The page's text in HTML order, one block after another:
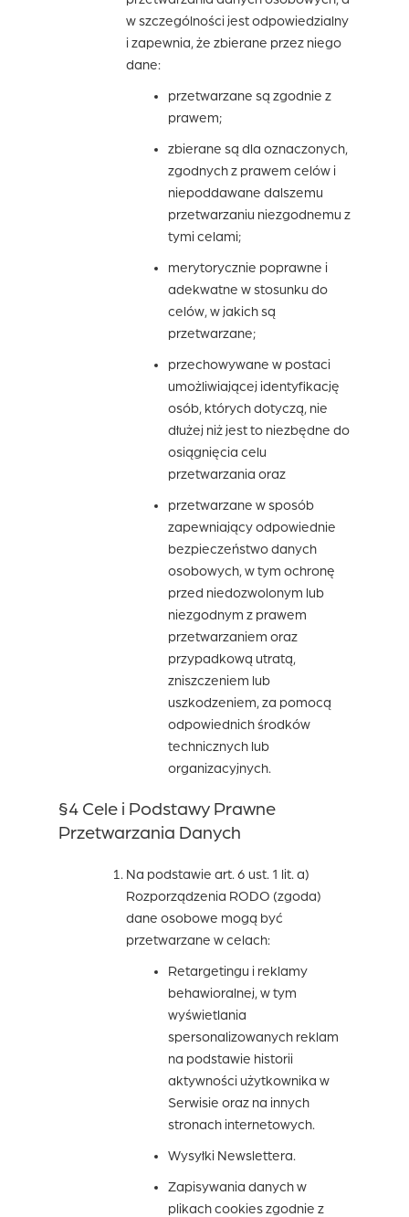
w szczególności jest odpowiedzialny
i zapewnia, że zbierane przez niego
dane:
przetwarzane są zgodnie z
prawem;
zbierane są dla oznaczonych,
zgodnych z prawem celów i
niepoddawane dalszemu
przetwarzaniu niezgodnemu z
tymi celami;
merytorycznie poprawne i
adekwatne w stosunku do
celów, w jakich są
przetwarzane;
przechowywane w postaci
umożliwiającej identyfikację
osób, których dotyczą, nie
dłużej niż jest to niezbędne do
osiągnięcia celu
przetwarzania oraz
przetwarzane w sposób
zapewniający odpowiednie
bezpieczeństwo danych
osobowych, w tym ochronę
przed niedozwolonym lub
niezgodnym z prawem
przetwarzaniem oraz
przypadkową utratą,
zniszczeniem lub
uszkodzeniem, za pomocą
odpowiednich środków
technicznych lub
organizacyjnych.
§4 Cele i Podstawy Prawne
Przetwarzania Danych
Na podstawie art. 6 ust. 1 lit. a)
Rozporządzenia RODO (zgoda)
dane osobowe mogą być
przetwarzane w celach:
Retargetingu i reklamy
behawioralnej, w tym
wyświetlania
spersonalizowanych reklam
na podstawie historii
aktywności użytkownika w
Serwisie oraz na innych
stronach internetowych.
Wysyłki Newslettera.
Zapisywania danych w
plikach cookies zgodnie z